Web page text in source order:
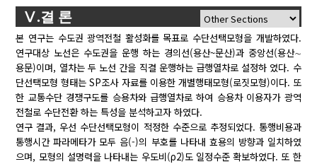
Ⅴ.결 론
본 연구는 수도권 광역전철 활성화를 목표로 수단선택모형을 개발하였다.
연구대상 노선은 수도권을 운행 하는 경의선(용산~문산)과 중앙선(용산∼
용문)이며, 열차는 두 노선 간을 직결 운행하는 급행열차로 설정하 였다. 수
단선택모형 형태는 SP조사 자료를 이용한 개별행태모형(로짓모형)이다. 또
한 교통수단 경쟁구도를 승용차와 급행열차로 하여 승용차 이용자가 광역
전철로 수단전환 하는 특성을 분석하고자 하였다.
연구 결과, 우선 수단선택모형이 적정한 수준으로 추정되었다. 통행비용과
통행시간 파라메타가 모두 음(-)의 부호를 나타내 효용의 방향과 일치하였
으며, 모형의 설명력을 나타내는 우도비(ρ2)도 일정수준 확보하였다. 또 한